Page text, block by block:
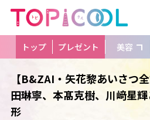
トップ プレゼント 美容
【B&ZAI・矢花黎あいさつ
田琳寧、本髙克樹、川﨑星
形